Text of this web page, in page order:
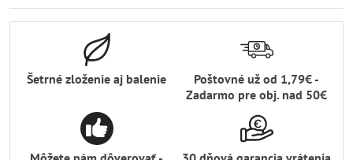
Šetrné zloženie aj balenie
Poštovné už od 1,79€ -
Zadarmo pre obj​. nad 50€